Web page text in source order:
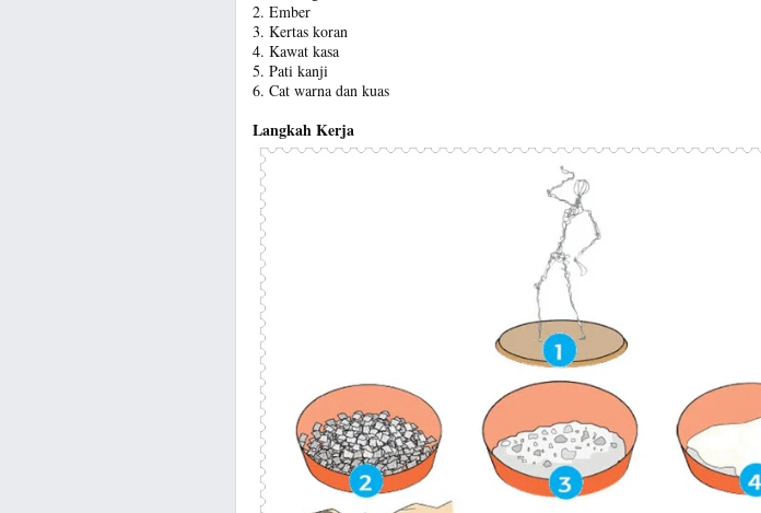
2. Ember
3. Kertas koran
4. Kawat kasa
5. Pati kanji
6. Cat warna dan kuas
Langkah Kerja